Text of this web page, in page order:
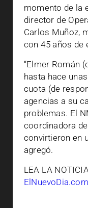
momento de la
director de
Carlos Muñoz,
con 45 años de
“Elmer Román
hasta hace
cuota (de
agencias a su
problemas. El
coordinadora
convirtieron en
agregó.
LEA LA
ElNuevoDia.com